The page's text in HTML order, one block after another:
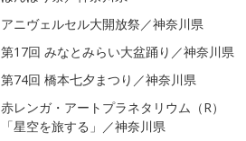
アニヴェルセル大開放祭／神奈川県
第17回 みなとみらい大盆踊り／神奈川県
第74回 橋本七夕まつり／神奈川県
赤レンガ・アートプラネタリウム（R）
「星空を旅する」／神奈川県